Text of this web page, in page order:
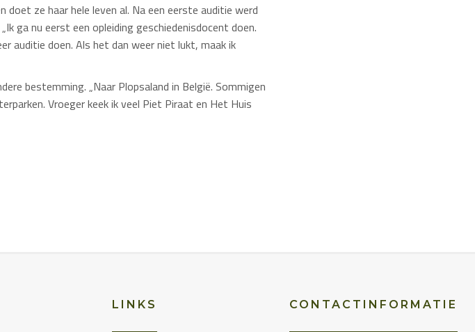
ze haar hele leven al. Na een eerste auditie werd
ga nu eerst een opleiding geschiedenisdocent doen.
auditie doen. Als het dan weer niet lukt, maak ik
bestemming. „Naar Plopsaland in België. Sommigen
Vroeger keek ik veel Piet Piraat en Het Huis
LINKS CONTACTINFORMATIE